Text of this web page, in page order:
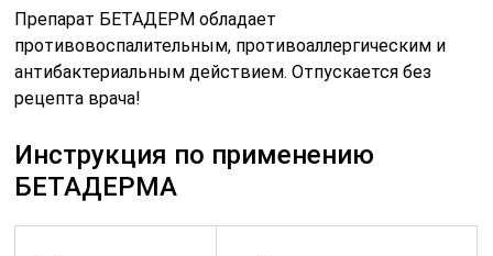
Препарат БЕТАДЕРМ обладает
противовоспалительным, противоаллергическим и
антибактериальным действием. Отпускается без
рецепта врача!
Инструкция по применению
БЕТАДЕРМА